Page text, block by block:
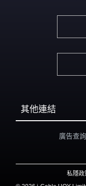
其他連結
廣告查詢
私隱政